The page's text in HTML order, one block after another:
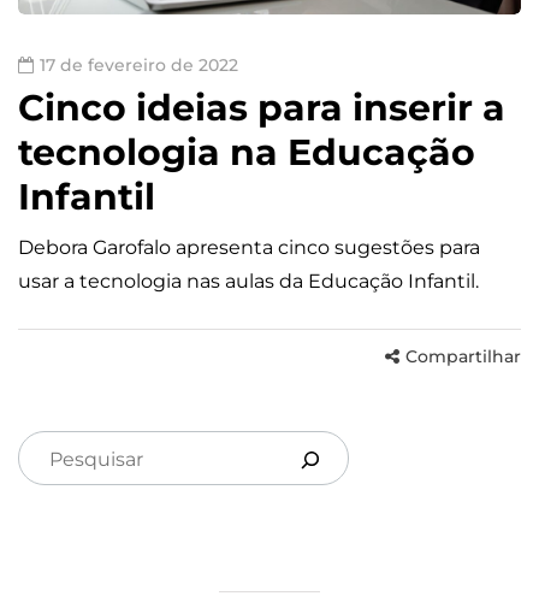
17 de fevereiro de 2022
Cinco ideias para inserir a
tecnologia na Educação
Infantil
Debora Garofalo apresenta cinco sugestões para
usar a tecnologia nas aulas da Educação Infantil.
Compartilhar